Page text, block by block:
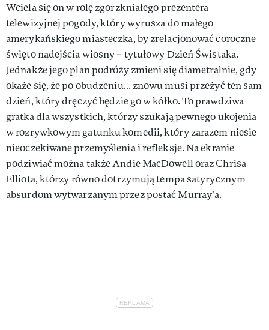
Wciela się on w rolę zgorzkniałego prezentera
telewizyjnej pogody, który wyrusza do małego
amerykańskiego miasteczka, by zrelacjonować coroczne
święto nadejścia wiosny – tytułowy Dzień Świstaka.
Jednakże jego plan podróży zmieni się diametralnie, gdy
okaże się, że po obudzeniu… znowu musi przeżyć ten sam
dzień, który dręczyć będzie go w kółko. To prawdziwa
gratka dla wszystkich, którzy szukają pewnego ukojenia
w rozrywkowym gatunku komedii, który zarazem niesie
nieoczekiwane przemyślenia i refleksje. Na ekranie
podziwiać można także Andie MacDowell oraz Chrisa
Elliota, którzy równo dotrzymują tempa satyrycznym
absurdom wytwarzanym przez postać Murray'a.